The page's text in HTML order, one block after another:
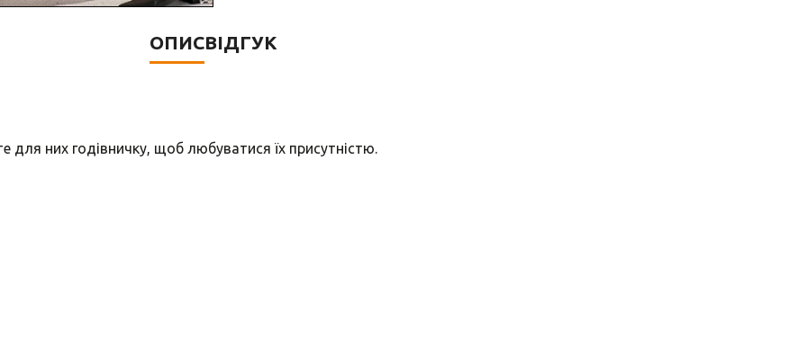
ОПИСВІДГУК
них годівничку, щоб любуватися їх присутністю.